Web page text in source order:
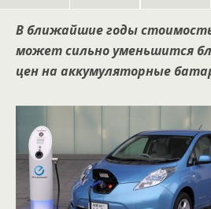
В ближайшие годы
может сильно уменьшится
цен на аккумуляторные